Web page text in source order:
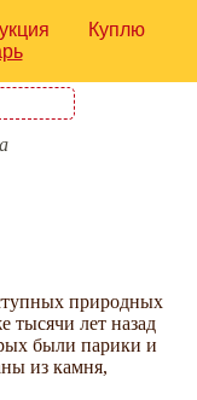
Куплю
природных
тысячи лет назад
были парики и
из камня,